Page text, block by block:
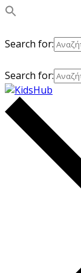
Search for:
Search for: